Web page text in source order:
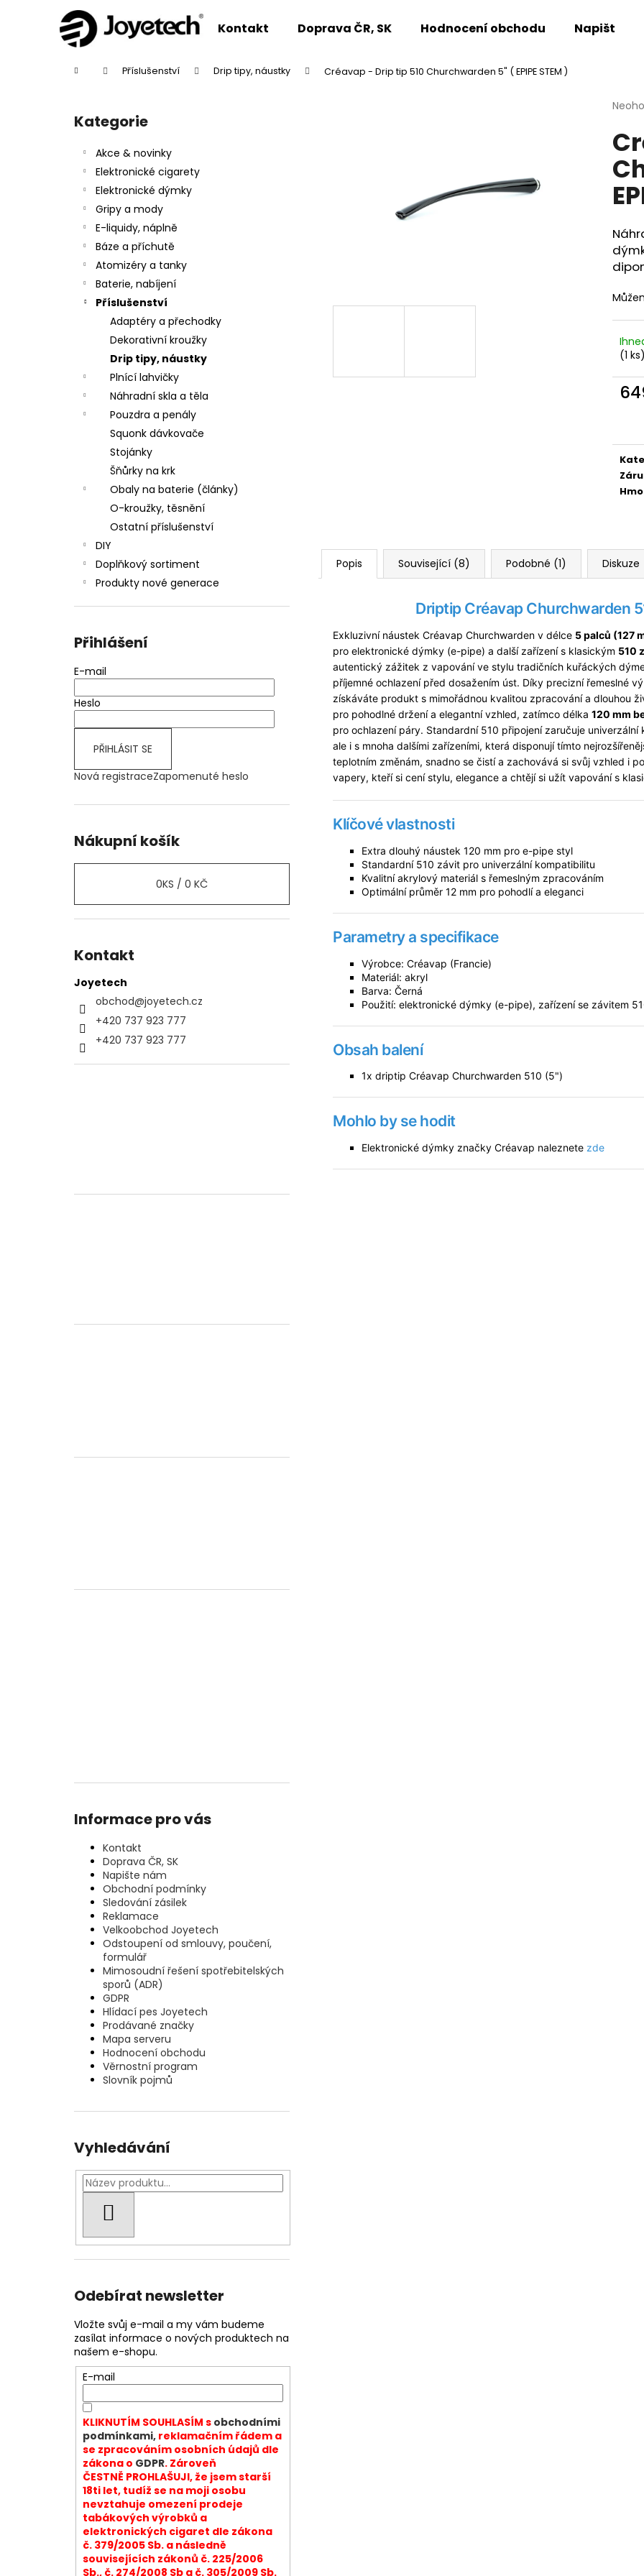
Kontakt Doprava ČR, SK Hodnocení obchodu Napište
Domů Příslušenství Drip tipy, náustky Créavap - Drip tip 510 Churchwarden 5" ( EPIPE STEM )
Přeskočit
kategorie
Kategorie
Akce & novinky
Elektronické cigarety
Elektronické dýmky
Gripy a mody
E-liquidy, náplně
Báze a příchutě
Atomizéry a tanky
Baterie, nabíjení
Příslušenství
Adaptéry a přechodky
Dekorativní kroužky
Drip tipy, náustky
Plnící lahvičky
Náhradní skla a těla
Pouzdra a penály
Squonk dávkovače
Stojánky
Šňůrky na krk
Obaly na baterie (články)
O-kroužky, těsnění
Ostatní příslušenství
DIY
Doplňkový sortiment
Produkty nové generace
Přihlášení
E-mail
Heslo
PŘIHLÁSIT SE
Nová registraceZapomenuté heslo
Nákupní košík
0KS / 0 KČ
Kontakt
Joyetech
obchod@joyetech.cz
+420 737 923 777
+420 737 923 777
Informace pro vás
Kontakt
Doprava ČR, SK
Napište nám
Obchodní podmínky
Sledování zásilek
Reklamace
Velkoobchod Joyetech
Odstoupení od smlouvy, poučení,
formulář
Mimosoudní řešení spotřebitelských
sporů (ADR)
GDPR
Hlídací pes Joyetech
Prodávané značky
Mapa serveru
Hodnocení obchodu
Věrnostní program
Slovník pojmů
Vyhledávání
Odebírat newsletter
Vložte svůj e-mail a my vám budeme
zasílat informace o nových produktech na
našem e-shopu.
E-mail
KLIKNUTÍM SOUHLASÍM s obchodními
podmínkami,reklamačním řádem a
se zpracováním osobních údajů dle
zákona o GDPR. Zároveň
ČESTNĚ PROHLAŠUJI, že jsem starší
18ti let, tudíž se na moji osobu
nevztahuje omezení prodeje
tabákových výrobků a
elektronických cigaret dle zákona
č. 379/2005 Sb. a následně
souvisejících zákonů č. 225/2006
Sb., č. 274/2008 Sb a č. 305/2009 Sb.
je
0,0
z
5
(1
Popis Související (8) Podobné (1) Diskuze
Driptip Créavap Churchwarden
Exkluzivní náustek Créavap Churchwarden v délce 5 palců (127
pro elektronické dýmky (e-pipe) a další zařízení s klasickým 510
autentický zážitek z vapování ve stylu tradičních kuřáckých
příjemné ochlazení před dosažením úst. Díky precizní řemeslné
získáváte produkt s mimořádnou kvalitou zpracování a dlouhou
pro pohodlné držení a elegantní vzhled, zatímco délka 120 mm
pro ochlazení páry. Standardní 510 připojení zaručuje
ale i s mnoha dalšími zařízeními, která disponují tímto
teplotním změnám, snadno se čistí a zachovává si svůj vzhled i
vapery, kteří si cení stylu, elegance a chtějí si užít vapování s
Klíčové vlastnosti
Extra dlouhý náustek 120 mm pro e-pipe styl
Standardní 510 závit pro univerzální kompatibilitu
Kvalitní akrylový materiál s řemeslným zpracováním
Optimální průměr 12 mm pro pohodlí a eleganci
Parametry a specifikace
Výrobce: Créavap (Francie)
Materiál: akryl
Barva: Černá
Použití: elektronické dýmky (e-pipe), zařízení se závitem
Obsah balení
1x driptip Créavap Churchwarden 510 (5")
Mohlo by se hodit
Elektronické dýmky značky Créavap naleznete zde
Zpět
Zpět
Co potřebujete najít?
Doporučujeme
JOYETECH BF SS316 ATOMIZER 0,6OHM
57 Kč
ELF BAR ELFA
CARTRIDGE -
225